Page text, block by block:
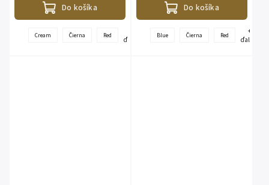
Do košíka
Cream Čierna Red
ďalšie
Do košíka
Blue Čierna Red
+
ďalšie